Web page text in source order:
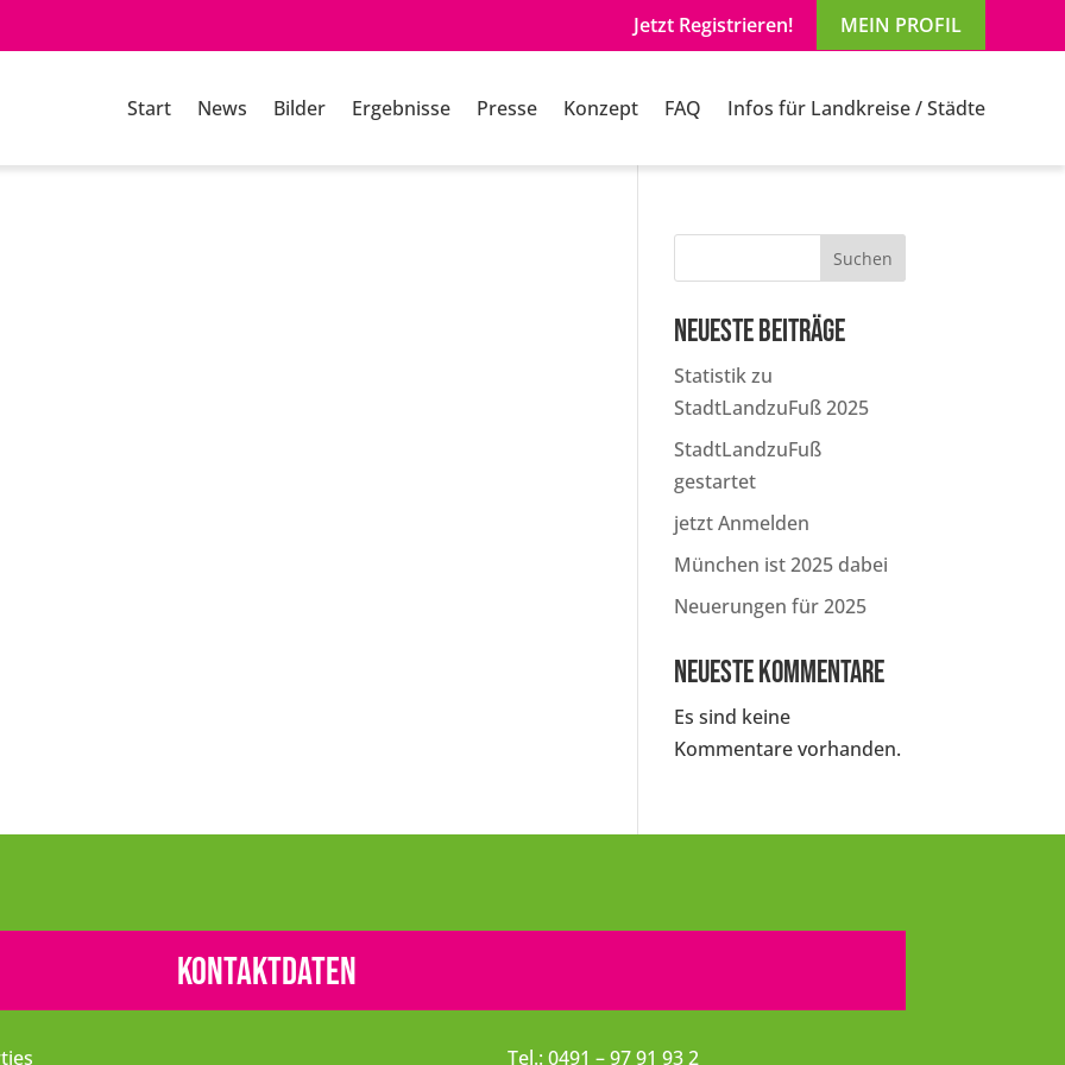
Jetzt Registrieren! MEIN PROFIL
Start News Bilder Ergebnisse Presse Konzept FAQ Infos für Landkreise / Städte
Suchen
Neueste Beiträge
Statistik zu
StadtLandzuFuß 2025
StadtLandzuFuß
gestartet
jetzt Anmelden
München ist 2025 dabei
Neuerungen für 2025
Neueste Kommentare
Es sind keine
Kommentare vorhanden.
Kontaktdaten
Tel.: 0491 – 97 91 93 2